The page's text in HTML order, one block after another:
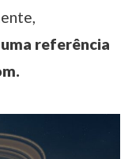
referência